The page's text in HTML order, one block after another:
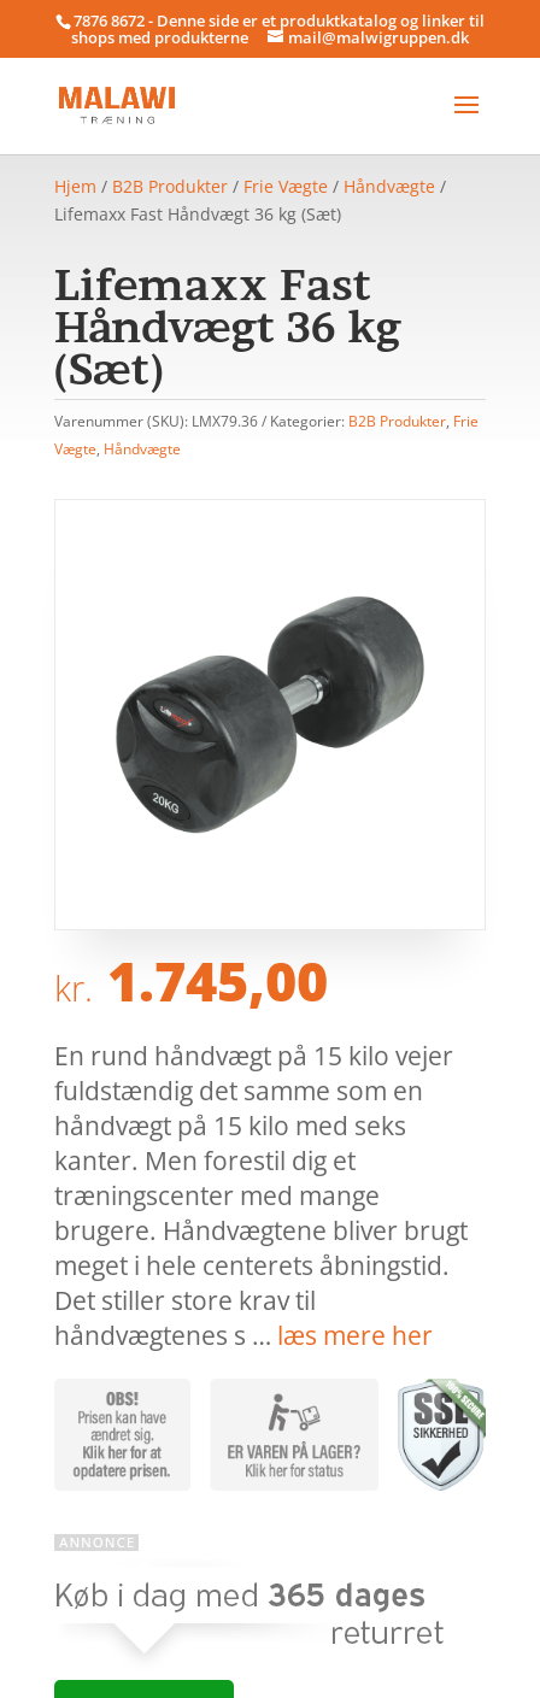
7876 8672 - Denne side er et produktkatalog og linker til
shops med produkterne mail@malwigruppen.dk
Hjem / B2B Produkter/ Frie Vægte/ Håndvægte/
Lifemaxx Fast Håndvægt 36 kg (Sæt)
Lifemaxx Fast
Håndvægt 36 kg
(Sæt)
Varenummer (SKU): LMX79.36 Kategorier: B2B Produkter, Frie
Vægte, Håndvægte
kr. 1.745,00
En rund håndvægt på 15 kilo vejer
fuldstændig det samme som en
håndvægt på 15 kilo med seks
kanter. Men forestil dig et
træningscenter med mange
brugere. Håndvægtene bliver brugt
meget i hele centerets åbningstid.
Det stiller store krav til
håndvægtenes s … læs mere her